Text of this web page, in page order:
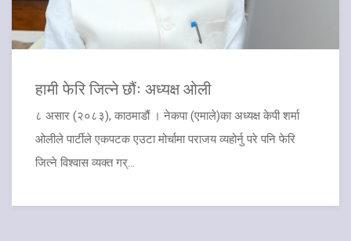
हामी फेरि जित्ने छौंः अध्यक्ष ओली
८ असार (२०८३), काठमाडौं । नेकपा (एमाले)का अध्यक्ष केपी शर्मा
ओलीले पार्टीले एकपटक एउटा मोर्चामा पराजय व्यहोर्नु परे पनि फेरि
जित्ने विश्वास व्यक्त गर्...